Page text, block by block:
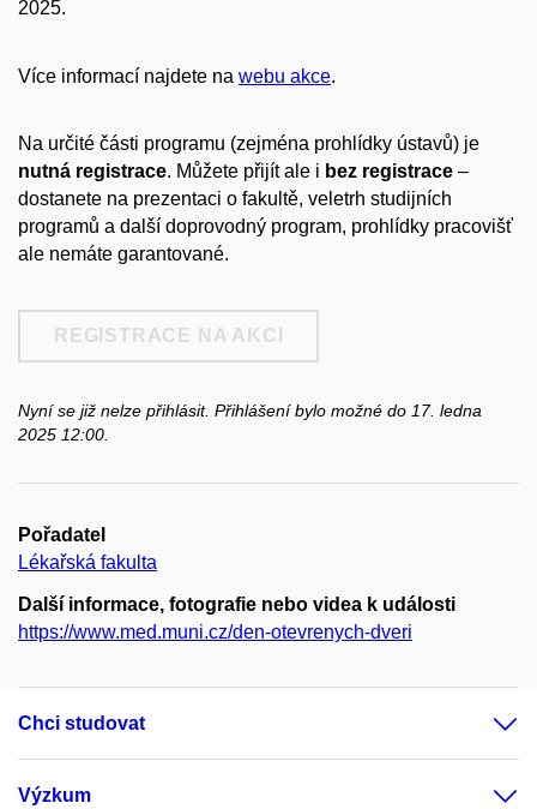
2025.
Více informací najdete na webu akce.
Na určité části programu (zejména prohlídky ústavů) je
nutná registrace. Můžete přijít ale i bez registrace –
dostanete na prezentaci o fakultě, veletrh studijních
programů a další doprovodný program, prohlídky pracovišť
ale nemáte garantované.
REGISTRACE NA AKCI
Nyní se již nelze přihlásit. Přihlášení bylo možné do 17. ledna
2025 12:00.
Pořadatel
Lékařská fakulta
Další informace, fotografie nebo videa k události
https://www.med.muni.cz/den-otevrenych-dveri
Chci studovat
Výzkum